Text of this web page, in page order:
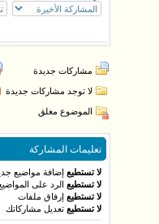
مشاركات جديدة
لا توجد مشاركات جديدة
الموضوع مغلق
تعليمات المشاركة
لا تستطيع إضافة مواضيع
لا تستطيع الرد على
لا تستطيع إرفاق ملفات
لا تستطيع تعديل مشاركاتك